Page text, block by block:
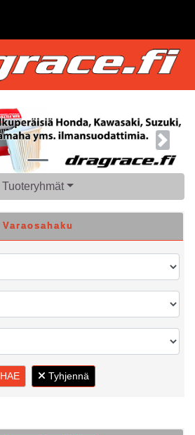
Next
Tuoteryhmät
Varaosahaku
HAE Tyhjennä